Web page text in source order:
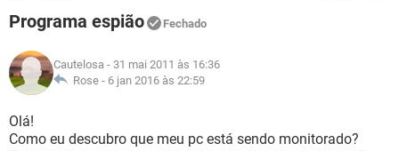
INSTAGRAM
GUIA DE COMPRAS
INSTAGRAM GMAIL
GUIA DE COMPRAS
JOGOS
CELULAR
OUTLOOK
INSTAGRAM
GUIA DE COMPRAS
FÓRUM
JOGOS WHATSAPP
CELULAR
OUTLOOK
GLOSSÁRIO
JOGOS
CELULAR FACEBOOK
Programa espião Fechado
Cautelosa - 31 mai 2011 às 16:36
Rose - 6 jan 2016 às 22:59
Olá!
Como eu descubro que meu pc está sendo monitorado?